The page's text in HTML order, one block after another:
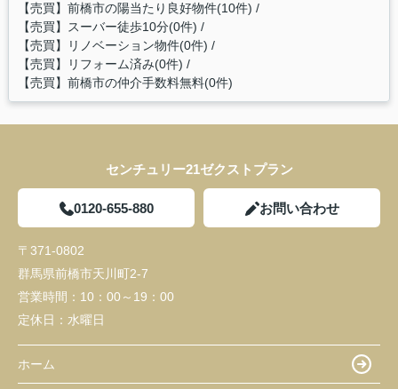
【売買】前橋市の陽当たり良好物件(10件)
【売買】スーバー徒歩10分(0件)
【売買】リノベーション物件(0件)
【売買】リフォーム済み(0件)
【売買】前橋市の仲介手数料無料(0件)
センチュリー21ゼクストプラン
0120-655-880 お問い合わせ
〒371-0802
群馬県前橋市天川町2-7
営業時間： 10：00～19：00
定休日： 水曜日
ホーム